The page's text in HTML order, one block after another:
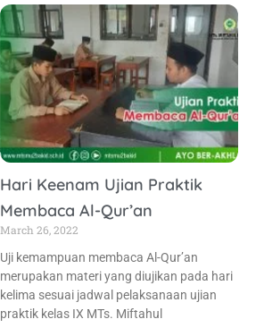
Hari Keenam Ujian Praktik
Membaca Al-Qur’an
March 26, 2022
Uji kemampuan membaca Al-Qur’an
merupakan materi yang diujikan pada hari
kelima sesuai jadwal pelaksanaan ujian
praktik kelas IX MTs. Miftahul